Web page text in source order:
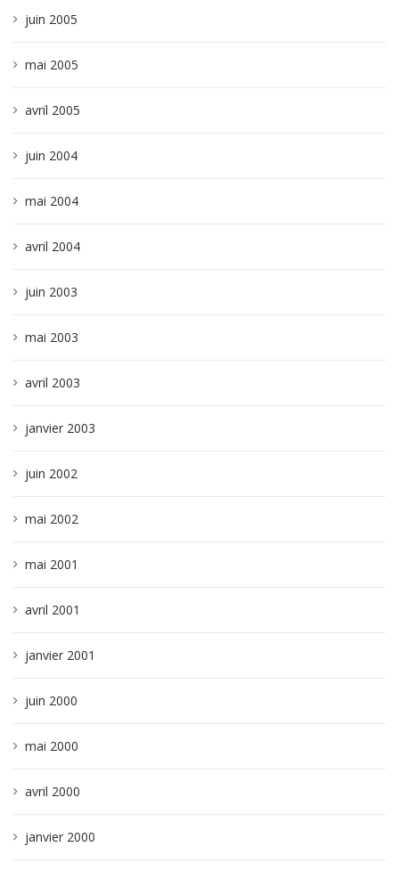
juin 2005
mai 2005
avril 2005
juin 2004
mai 2004
avril 2004
juin 2003
mai 2003
avril 2003
janvier 2003
juin 2002
mai 2002
mai 2001
avril 2001
janvier 2001
juin 2000
mai 2000
avril 2000
janvier 2000